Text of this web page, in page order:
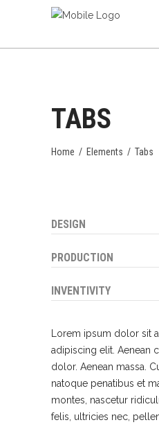
TABS
Home / Elements / Tabs
DESIGN
PRODUCTION
INVENTIVITY
Lorem ipsum dolor sit
adipiscing elit. Aenean
dolor. Aenean massa.
natoque penatibus et
montes, nascetur
felis, ultricies nec,